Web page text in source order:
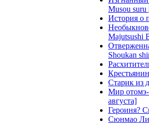
Musou suru
История о
Majutsushi
Shoukan
Старик из
Мир отомэ-
августа]
Героиня?
Сюнмао Ли